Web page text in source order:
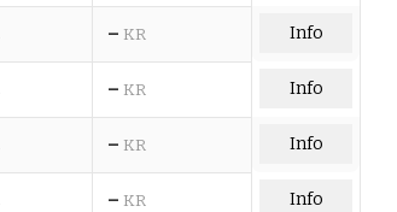
– KR Info
– KR Info
– KR Info
– KR Info